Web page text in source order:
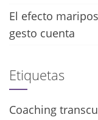
El efecto
gesto cuenta
Etiquetas
Coaching